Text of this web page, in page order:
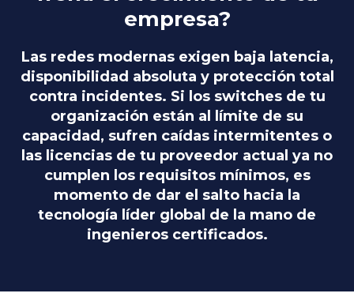
empresa?
Las redes modernas exigen baja latencia,
disponibilidad absoluta y protección total
contra incidentes. Si los switches de tu
organización están al límite de su
capacidad, sufren caídas intermitentes o
las licencias de tu proveedor actual ya no
cumplen los requisitos mínimos, es
momento de dar el salto hacia la
tecnología líder global de la mano de
ingenieros certificados.